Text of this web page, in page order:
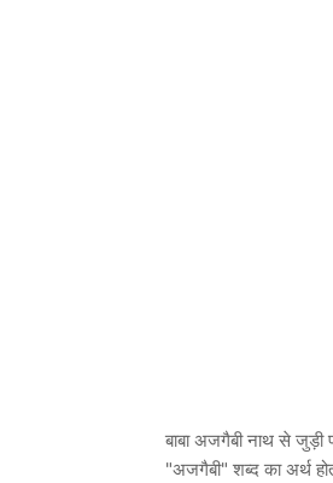
बाबा अजगैबी नाथ से जुड़ी
"अजगैबी" शब्द का अर्थ